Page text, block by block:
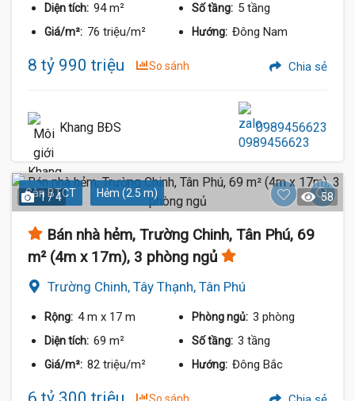
Diện tích: 94 m² Số tầng: 5 tầng
Giá/m²: 76 triệu/m² Hướng: Đông Nam
8 tỷ 990 triệu So sánh Chia sẻ
Khang BĐS 0989456623
Sàn BTCT Hẻm (2.5 m)
1 / 4 58
Bán nhà hẻm, Trường Chinh, Tân Phú, 69
m² (4m x 17m), 3 phòng ngủ
Trường Chinh, Tây Thạnh, Tân Phú
Rộng: 4 m x 17 m Phòng ngủ: 3 phòng
Diện tích: 69 m² Số tầng: 3 tầng
Giá/m²: 82 triệu/m² Hướng: Đông Bắc